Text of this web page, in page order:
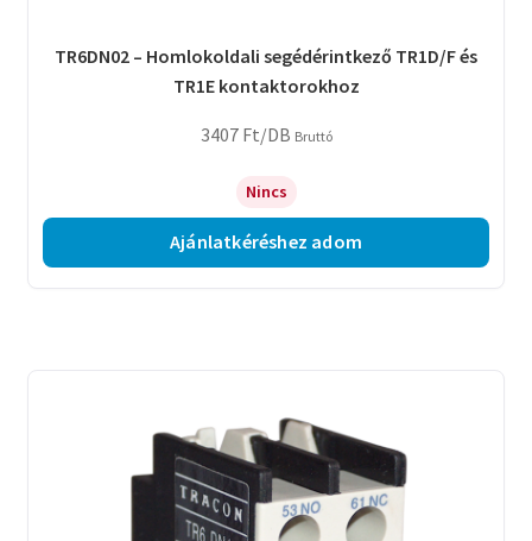
TR6DN02 – Homlokoldali segédérintkező TR1D/F és
TR1E kontaktorokhoz
3407 Ft/DB Bruttó
Nincs
Ajánlatkéréshez adom